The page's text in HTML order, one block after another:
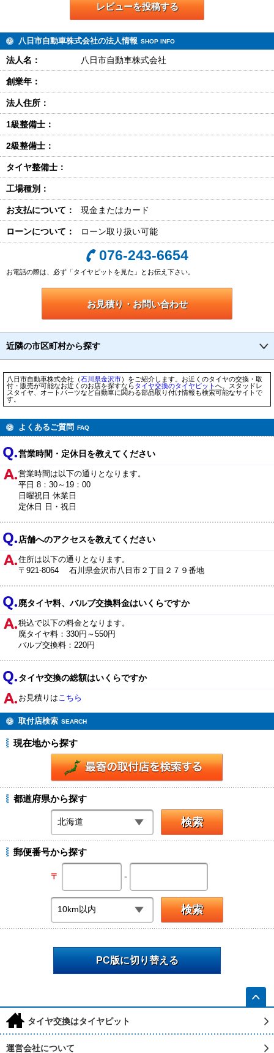
レビューを投稿する
八日市自動車株式会社の法人情報 SHOP INFO
法人名： 八日市自動車株式会社
創業年：
法人住所：
1級整備士：
2級整備士：
タイヤ整備士：
工場種別：
お支払について： 現金またはカード
ローンについて： ローン取り扱い可能
076-243-6654
お電話の際は、必ず「タイヤピットを見た」とお伝え下さい。
お見積り・お問い合わせ
近隣の市区町村から探す
八日市自動車株式会社（石川県金沢市）をご紹介します。お近くのタイヤの交換・取
付・販売が可能なお近くのお店を探すならタイヤ交換のタイヤピットへ。スタッドレ
スタイヤ、オートパーツなど自動車に関わる部品取り付け情報も検索可能なサイトで
す。
よくあるご質問 FAQ
営業時間・定休日を教えてください
営業時間は以下の通りとなります。
平日 8：30～19：00
日曜祝日 休業日
定休日 日・祝日
店舗へのアクセスを教えてください
住所は以下の通りとなります。
〒921-8064 石川県金沢市八日市２丁目２７９番地
廃タイヤ料、バルブ交換料金はいくらですか
税込で以下の料金となります。
廃タイヤ料：330円～550円
バルブ交換料：220円
タイヤ交換の総額はいくらですか
お見積りはこちら
取付店検索 SEARCH
現在地から探す
都道府県から探す
郵便番号から探す
〒 -
PC版に切り替える
h タイヤ交換はタイヤピット
運営会社について